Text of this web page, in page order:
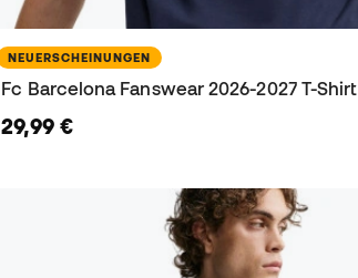
NEUERSCHEINUNGEN
Fc Barcelona Fanswear 2026-2027 T-Shirt
29,99 €